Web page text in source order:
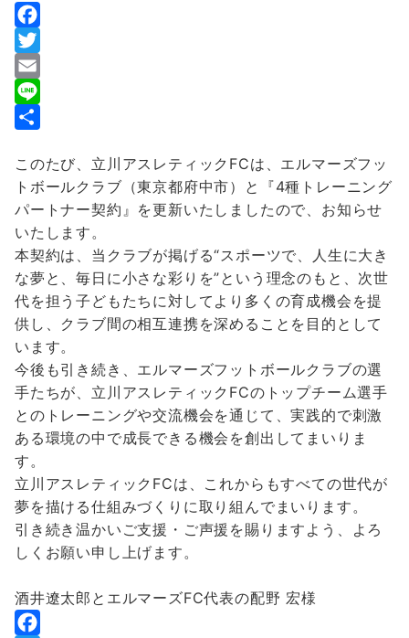
F
a
c
e
o
o
k
T
w
t
e
r
E
m
i
L
n
e
有
このたび、立川アスレティックFCは、エルマーズフッ
トボールクラブ（東京都府中市）と『4種トレーニング
パートナー契約』を更新いたしましたので、お知らせ
いたします。
本契約は、当クラブが掲げる“スポーツで、人生に大き
な夢と、毎日に小さな彩りを”という理念のもと、次世
代を担う子どもたちに対してより多くの育成機会を提
供し、クラブ間の相互連携を深めることを目的として
います。
今後も引き続き、エルマーズフットボールクラブの選
手たちが、立川アスレティックFCのトップチーム選手
とのトレーニングや交流機会を通じて、実践的で刺激
ある環境の中で成長できる機会を創出してまいりま
す。
立川アスレティックFCは、これからもすべての世代が
夢を描ける仕組みづくりに取り組んでまいります。
引き続き温かいご支援・ご声援を賜りますよう、よろ
しくお願い申し上げます。
酒井遼太郎とエルマーズFC代表の配野 宏様